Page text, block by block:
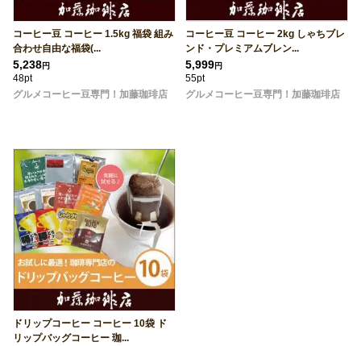
コーヒー豆 コーヒー 1.5kg 福袋 組み
合わせ自由な福袋(...
5,238円
48pt
グルメコーヒー豆専門！加藤珈琲店
コーヒー豆 コーヒー 2kg しゃちブレ
ンド・プレミアムブレン...
5,999円
55pt
グルメコーヒー豆専門！加藤珈琲店
ドリップコーヒー コーヒー 10袋 ド
リップバッグコーヒー 珈...